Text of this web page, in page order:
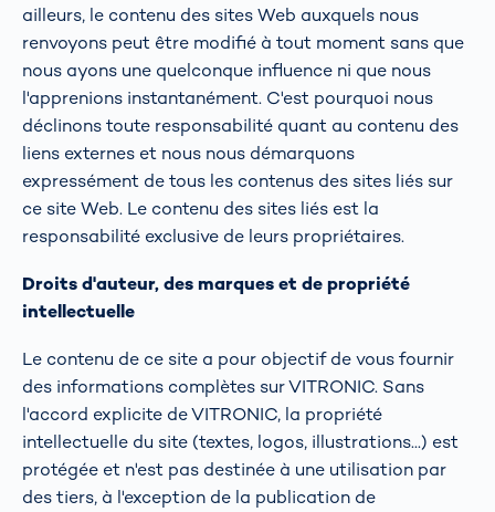
ailleurs, le contenu des sites Web auxquels nous
renvoyons peut être modifié à tout moment sans que
nous ayons une quelconque influence ni que nous
l'apprenions instantanément. C'est pourquoi nous
déclinons toute responsabilité quant au contenu des
liens externes et nous nous démarquons
expressément de tous les contenus des sites liés sur
ce site Web. Le contenu des sites liés est la
responsabilité exclusive de leurs propriétaires.
Droits d'auteur, des marques et de propriété
intellectuelle
Le contenu de ce site a pour objectif de vous fournir
des informations complètes sur VITRONIC. Sans
l'accord explicite de VITRONIC, la propriété
intellectuelle du site (textes, logos, illustrations...) est
protégée et n'est pas destinée à une utilisation par
des tiers, à l'exception de la publication de